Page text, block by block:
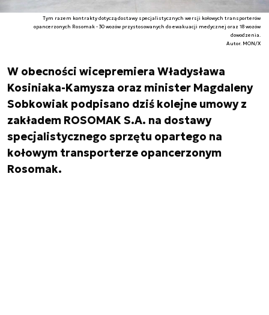
Tym razem kontrakty dotyczą dostawy specjalistycznych wersji kołowych transporterów
opancerzonych Rosomak - 30 wozów przystosowanych do ewakuacji medycznej oraz 18 wozów
dowodzenia.
Autor. MON/X
W obecności wicepremiera Władysława
Kosiniaka-Kamysza oraz minister Magdaleny
Sobkowiak podpisano dziś kolejne umowy z
zakładem ROSOMAK S.A. na dostawy
specjalistycznego sprzętu opartego na
kołowym transporterze opancerzonym
Rosomak.